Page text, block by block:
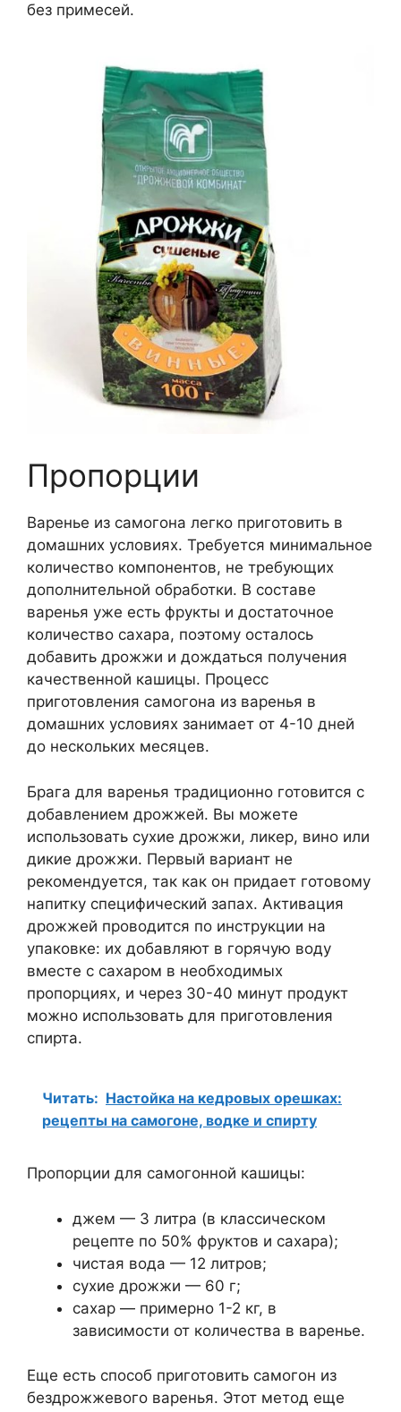
без примесей.
Пропорции
Варенье из самогона легко приготовить в
домашних условиях. Требуется минимальное
количество компонентов, не требующих
дополнительной обработки. В составе
варенья уже есть фрукты и достаточное
количество сахара, поэтому осталось
добавить дрожжи и дождаться получения
качественной кашицы. Процесс
приготовления самогона из варенья в
домашних условиях занимает от 4-10 дней
до нескольких месяцев.
Брага для варенья традиционно готовится с
добавлением дрожжей. Вы можете
использовать сухие дрожжи, ликер, вино или
дикие дрожжи. Первый вариант не
рекомендуется, так как он придает готовому
напитку специфический запах. Активация
дрожжей проводится по инструкции на
упаковке: их добавляют в горячую воду
вместе с сахаром в необходимых
пропорциях, и через 30-40 минут продукт
можно использовать для приготовления
спирта.
Читать: Настойка на кедровых орешках:
рецепты на самогоне, водке и спирту
Пропорции для самогонной кашицы:
джем — 3 литра (в классическом
рецепте по 50% фруктов и сахара);
чистая вода — 12 литров;
сухие дрожжи — 60 г;
сахар — примерно 1-2 кг, в
зависимости от количества в варенье.
Еще есть способ приготовить самогон из
бездрожжевого варенья. Этот метод еще